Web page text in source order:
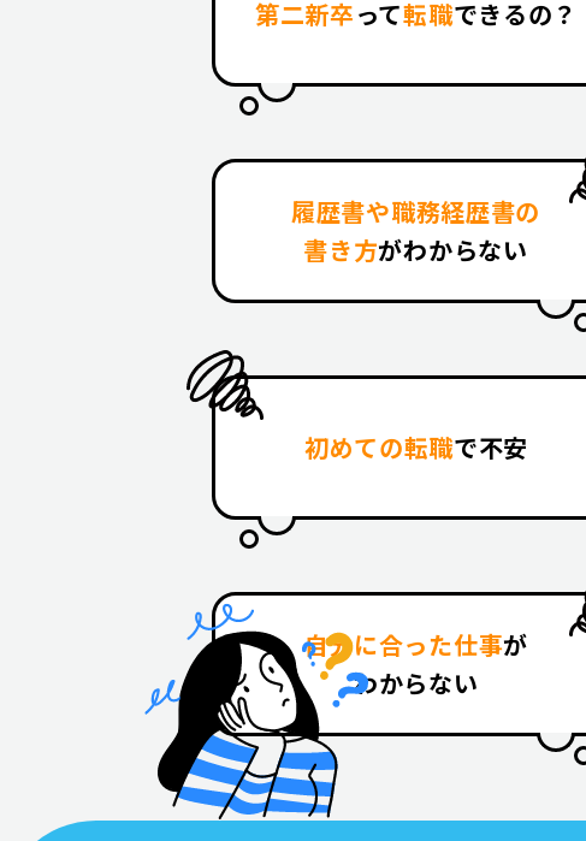
第二新卒って転職できるの？
履歴書や職務経歴書の
書き方がわからない
初めての転職で不安
自分に合った仕事が
わからない